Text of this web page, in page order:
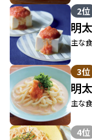
2位
明
主な
3位
明
主な
4位